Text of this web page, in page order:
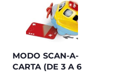
MODO SCAN-A-
CARTA (DE 3 A 6